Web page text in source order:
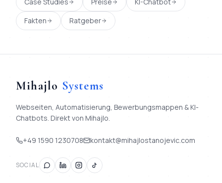
Fakten
Ratgeber
Mihajlo Systems
Webseiten, Automatisierung, Bewerbungsmappen & KI-
Chatbots. Direkt von Mihajlo.
+49 1590 1230708 kontakt@mihajlostanojevic.com
SOCIAL